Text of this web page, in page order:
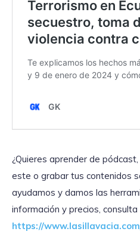
¿Quieres aprender de
este o grabar tus contenidos
ayudamos y damos las
información y precios, consulta
https://